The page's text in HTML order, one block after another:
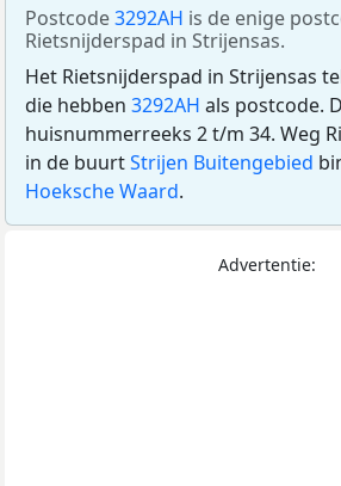
Postcode3292AH is de enige
Rietsnijderspad in Strijensas.
Het Rietsnijderspad in Strijensas
die hebben 3292AH als postcode.
huisnummerreeks 2 t/m 34. Weg
in de buurtStrijen Buitengebied
Hoeksche Waard.
Advertentie: